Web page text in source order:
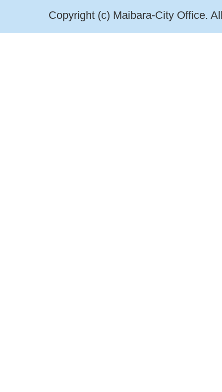
Copyright (c) Maibara-City Office.